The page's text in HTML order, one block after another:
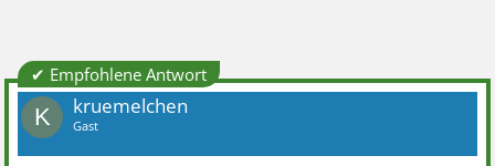
✔ Empfohlene Antwort
K kruemelchen
Gast